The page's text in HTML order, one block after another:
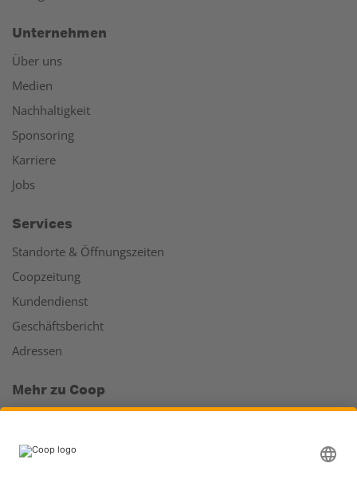
Unternehmen
Über uns
Medien
Nachhaltigkeit
Sponsoring
Karriere
Jobs
Services
Standorte & Öffnungszeiten
Coopzeitung
Kundendienst
Geschäftsbericht
Adressen
Mehr zu Coop
Läden & Services